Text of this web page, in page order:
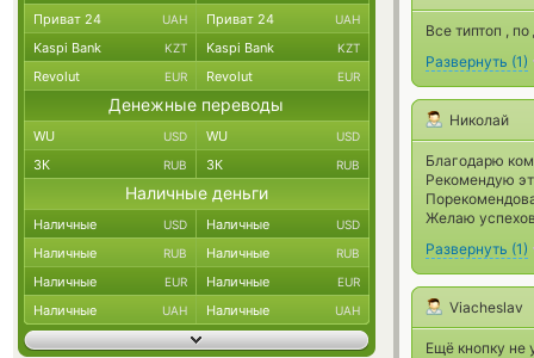
Все типтоп ,
Развернуть (1)
Николай
Благодарю
Рекомендую
Желаю
Развернуть (1)
Viacheslav
Ещё кнопку не
Приват 24 UAH Приват 24 UAH
Kaspi Bank KZT Kaspi Bank KZT
Revolut EUR Revolut EUR
Денежные переводы
WU USD WU USD
ЗК RUB ЗК RUB
Наличные деньги
Наличные USD Наличные USD
Наличные RUB Наличные RUB
Наличные EUR Наличные EUR
Наличные UAH Наличные UAH